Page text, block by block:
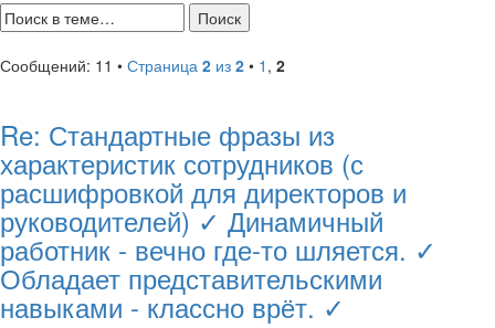
Сообщений: 11 • Страница 2 из 2 • 1 , 2
Re: Стандартные фразы из
характеристик сотрудников (с
расшифровкой для директоров и
руководителей) ✓ Динамичный
работник - вечно где-то шляется. ✓
Обладает представительскими
навыками - классно врёт. ✓